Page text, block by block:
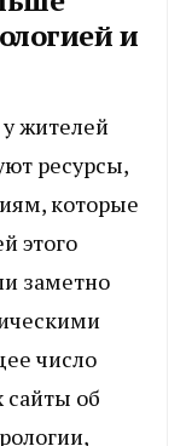
и
жителей
ресурсы,
которые
этого
заметно
число
об